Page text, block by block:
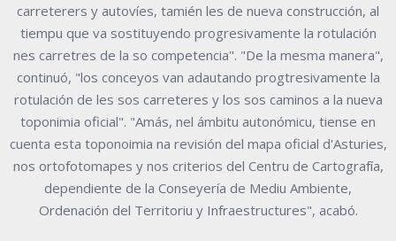
carreterers y autovíes, tamién les de nueva construcción, al
tiempu que va sostituyendo progresivamente la rotulación
nes carretres de la so competencia". "De la mesma manera",
continuó, "los conceyos van adautando progtresivamente la
rotulación de les sos carreteres y los sos caminos a la nueva
toponimia oficial". "Amás, nel ámbitu autonómicu, tiense en
cuenta esta toponoimia na revisión del mapa oficial d'Asturies,
nos ortofotomapes y nos criterios del Centru de Cartografía,
dependiente de la Conseyería de Mediu Ambiente,
Ordenación del Territoriu y Infraestructures", acabó.